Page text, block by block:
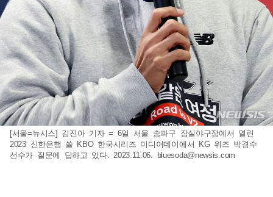
[서울=뉴시스] 김진아 기자 = 6일 서울 송파구 잠실야구장에서 열린
2023 신한은행 쏠 KBO 한국시리즈 미디어데이에서 KG 위즈 박경수
선수가 질문에 답하고 있다. 2023.11.06.
bluesoda@newsis.com